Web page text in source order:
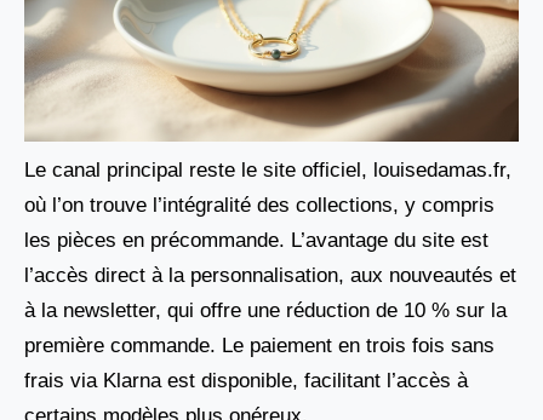
Le canal principal reste le site officiel, louisedamas.fr,
où l’on trouve l’intégralité des collections, y compris
les pièces en précommande. L’avantage du site est
l’accès direct à la personnalisation, aux nouveautés et
à la newsletter, qui offre une réduction de 10 % sur la
première commande. Le paiement en trois fois sans
frais via Klarna est disponible, facilitant l’accès à